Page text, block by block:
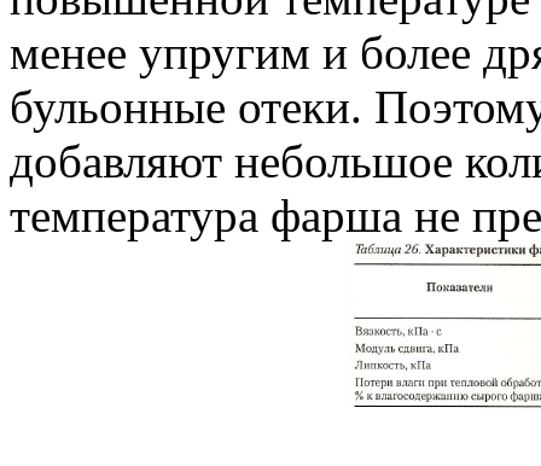
менее упругим и более
бульонные отеки.
добавляют небольшое
температура фарша не